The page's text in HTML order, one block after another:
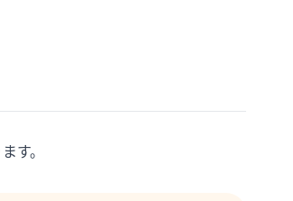
す。